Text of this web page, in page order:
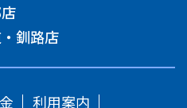
釧路店
利用案内